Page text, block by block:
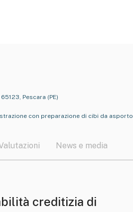
Pescara (PE)
con preparazione di cibi da asporto
News e media
creditizia di